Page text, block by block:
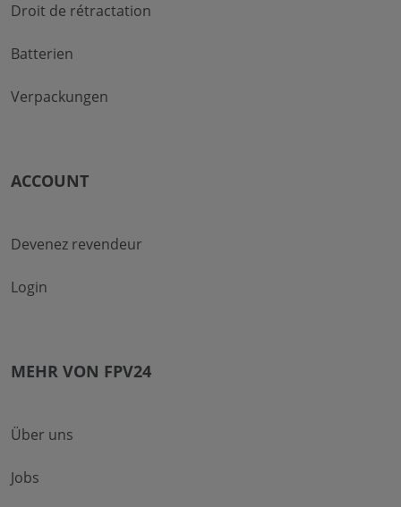
Droit de rétractation
Batterien
Verpackungen
ACCOUNT
Devenez revendeur
Login
MEHR VON FPV24
Über uns
Jobs